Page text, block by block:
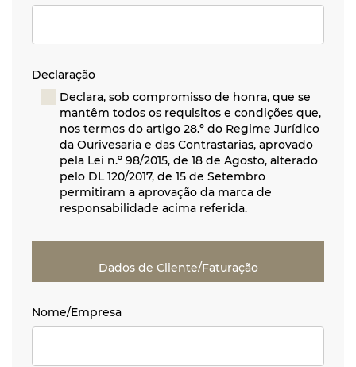
Declaração
Declara, sob compromisso de honra, que se
mantêm todos os requisitos e condições que,
nos termos do artigo 28.º do Regime Jurídico
da Ourivesaria e das Contrastarias, aprovado
pela Lei n.º 98/2015, de 18 de Agosto, alterado
pelo DL 120/2017, de 15 de Setembro
permitiram a aprovação da marca de
responsabilidade acima referida.
Dados de Cliente/Faturação
Nome/Empresa
Nome/Empresa